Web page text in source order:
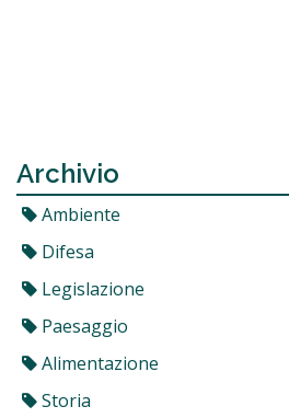
Archivio
Ambiente
Difesa
Legislazione
Paesaggio
Alimentazione
Storia